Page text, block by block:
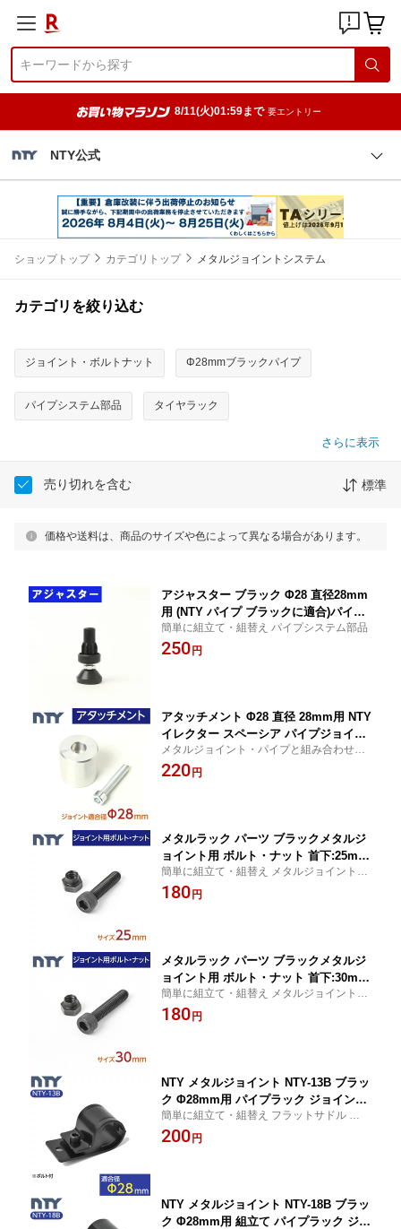
8/11(火)01:59まで 要エントリー
NTY公式
ショップトップ カテゴリトップ メタルジョイントシステム
カテゴリを絞り込む
ジョイント・ボルトナット Φ28mmブラックパイプ
パイプシステム部品 タイヤラック
さらに表示
売り切れを含む 標準
価格や送料は、商品のサイズや色によって異なる場合があります。
アジャスター ブラック Φ28 直径28mm
用 (NTY パイプ ブラックに適合)パイプ
システム部品 棚 中量 軽量 ラック 脚 DI
Y 組立て ガーデニング インテリア 収納
簡単に組立て・組替え パイプシステム部品
250 円
アタッチメント Φ28 直径 28mm用 NTY
イレクター スペーシア パイプジョイン
ト ジョイント適合 車内ラック ルームキ
ャリア ロッドホルダー DIY
メタルジョイント・パイプと組み合わせて
車内空間をDIY！ パイプジョイント
220 円
メタルラック パーツ ブラックメタルジ
ョイント用 ボルト・ナット 首下:25mm
10本セット
簡単に組立て・組替え メタルジョイント ボ
ルト・ナット メタルラック パーツ
180 円
メタルラック パーツ ブラックメタルジ
ョイント用 ボルト・ナット 首下:30mm
10本セット
簡単に組立て・組替え メタルジョイント ボ
ルト・ナット メタルラック パーツ
180 円
NTY メタルジョイント NTY-13B ブラッ
ク Φ28mm用 パイプラック ジョイント
組立て パイプ フラットサドル メタルラ
ック パーツ 棚受け金具 継手 DIY 棚 中
簡単に組立て・組替え フラットサドル メタ
ルジョイント パイプラック ジョイント メ
タルラック パーツ
200 円
NTY メタルジョイント NTY-18B ブラッ
ク Φ28mm用 組立て パイプラック ジョ